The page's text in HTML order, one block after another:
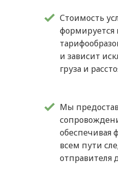
Стоимость
формируется
и зависит
груза и
Мы
обеспечивая
всем пути
отправителя